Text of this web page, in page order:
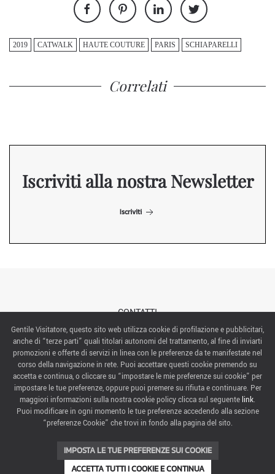
2019 CATWALK HAUTE COUTURE PARIS SCHIAPARELLI
Correlati
Iscriviti alla nostra Newsletter
Iscriviti
CONTATTI
ABOUT US
ITALIAN EXHIBITION GROUP SpA All rights reserved
Via Emilia 155, 47921 Rimini,
CF/PI 00139440408, Registro Imprese: Rimini P.I e n. Reg. Imprese 00139440408, Capitale Sociale
52.214.897 i.v.
Gentile Visitatore, questo sito web utilizza cookie di profilazione e pubblicitari,
anche di “terze parti” quali titolari autonomi del trattamento, al fine di inviarti
promozioni e offerte di servizi in linea con le preferenze da te manifestate nel
corso della navigazione in rete. Puoi accettare questi cookie premendo su
accetta e continua, o cliccare su “impostare le mie preferenze sui cookie” per
impostare le tue preferenze, oppure puoi premere su rifiuta e continuare. Per
maggiori informazioni sulla nostra cookie policy clicca sul seguente link.
Puoi modificare in ogni momento le tue preferenze accedendo alla sezione
“preferenze Cookie” che trovi in fondo alla pagina del sito.
IMPOSTA LE TUE PREFERENZE SUI COOKIE
ACCETTA TUTTI I COOKIE E CONTINUA